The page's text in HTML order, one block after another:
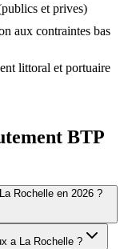
et prives)
aux contraintes bas
littoral et portuaire
BTP
Rochelle en 2026 ?
a La Rochelle ?